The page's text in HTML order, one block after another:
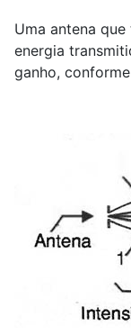
Uma antena
energia
ganho,